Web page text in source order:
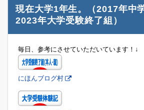
現在大学1年生。（2017年中
2023年大学受験終了組）
毎日、参考にさせていただいています！↓
にほんブログ村